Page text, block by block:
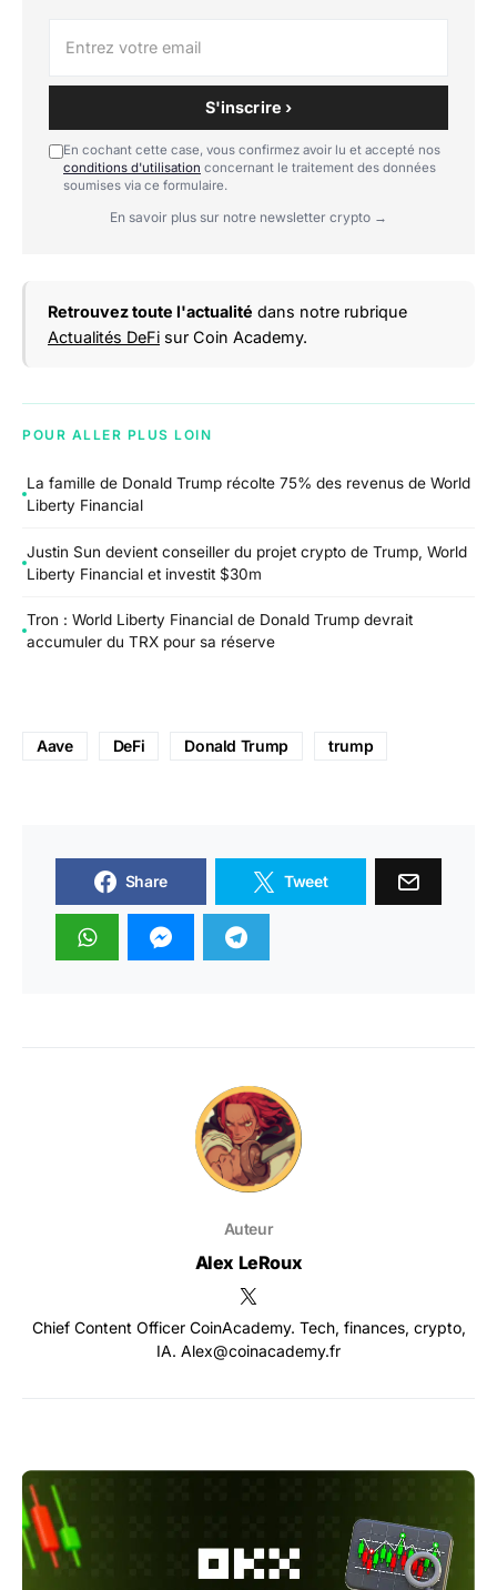
S'inscrire ›
En cochant cette case, vous confirmez avoir lu et accepté nos
conditions d'utilisation concernant le traitement des données
soumises via ce formulaire.
En savoir plus sur notre newsletter crypto →
Retrouvez toute l'actualité dans notre rubrique
Actualités DeFi sur Coin Academy.
POUR ALLER PLUS LOIN
La famille de Donald Trump récolte 75% des revenus de World
Liberty Financial
Justin Sun devient conseiller du projet crypto de Trump, World
Liberty Financial et investit $30m
Tron : World Liberty Financial de Donald Trump devrait
accumuler du TRX pour sa réserve
Aave DeFi Donald Trump trump
Share Tweet
Auteur
Alex LeRoux
Chief Content Officer CoinAcademy. Tech, finances, crypto,
IA. Alex@coinacademy.fr